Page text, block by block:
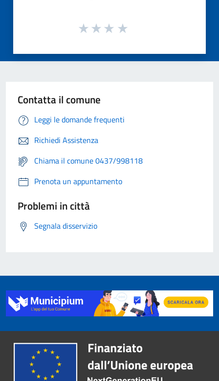
Contatta il comune
Leggi le domande frequenti
Richiedi Assistenza
Chiama il comune 0437/998118
Prenota un appuntamento
Problemi in città
Segnala disservizio